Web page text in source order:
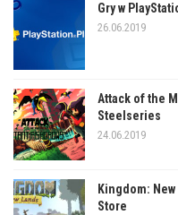
Gry w
26.06.2019
Attack of the
Steelseries
24.06.2019
Kingdom:
Store